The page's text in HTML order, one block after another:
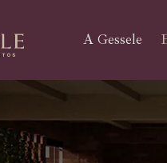
A Gessele